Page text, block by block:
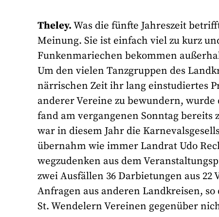
Theley.Was die fünfte Jahreszeit
Meinung. Sie ist einfach viel zu kurz
Funkenmariechen bekommen
Um den vielen Tanzgruppen des
närrischen Zeit ihr lang einstudiertes
anderer Vereine zu bewundern, wurde
fand am vergangenen Sonntag
war in diesem Jahr die
übernahm wie immer Landrat Udo
wegzudenken aus dem
zwei Ausfällen 36 Darbietungen aus
Anfragen aus anderen Landkreisen,
St. Wendelern Vereinen gegenüber